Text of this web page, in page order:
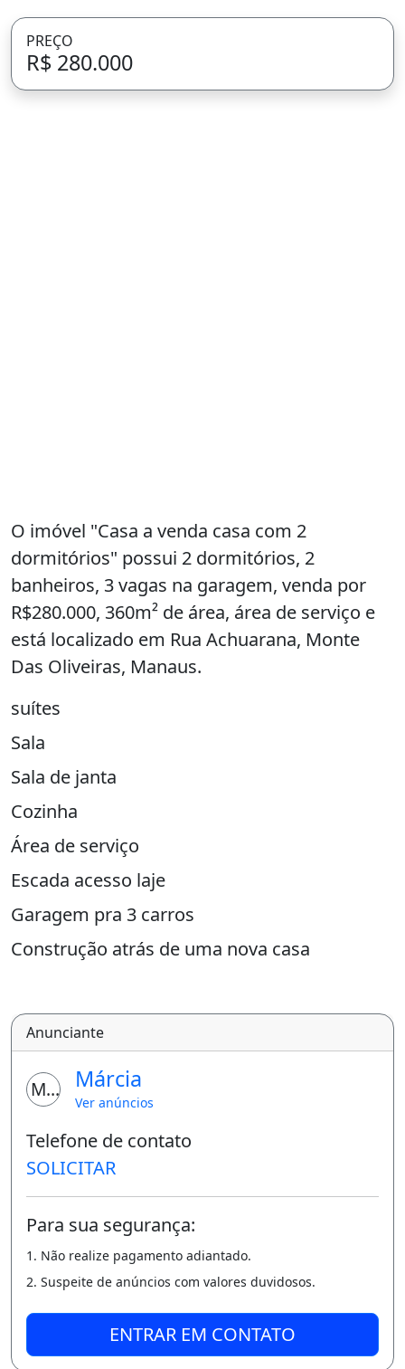
PREÇO
R$ 280.000
O imóvel "Casa a venda casa com 2
dormitórios" possui 2 dormitórios, 2
banheiros, 3 vagas na garagem, venda por
R$280.000, 360m² de área, área de serviço e
está localizado em Rua Achuarana, Monte
Das Oliveiras, Manaus.
suítes
Sala
Sala de janta
Cozinha
Área de serviço
Escada acesso laje
Garagem pra 3 carros
Construção atrás de uma nova casa
A vista!
Não aceito troca!
Valor a negociar.
Marcela 9 98489-0608
Varanda Área de serviço
Anunciante
MM Márcia
Ver anúncios
Telefone de contato
SOLICITAR
Para sua segurança:
1. Não realize pagamento adiantado.
2. Suspeite de anúncios com valores duvidosos.
ENTRAR EM CONTATO